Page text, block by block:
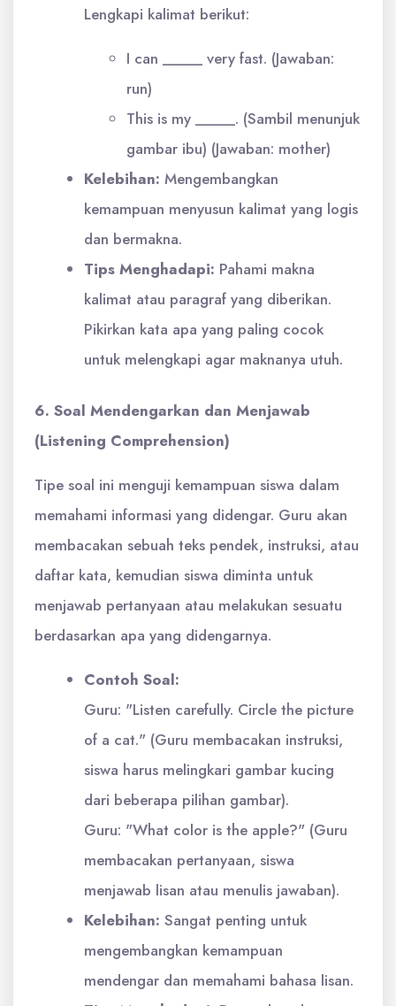
Lengkapi kalimat berikut:
I can _____ very fast. (Jawaban:
run)
This is my _____. (Sambil menunjuk
gambar ibu) (Jawaban: mother)
Kelebihan: Mengembangkan
kemampuan menyusun kalimat yang logis
dan bermakna.
Tips Menghadapi: Pahami makna
kalimat atau paragraf yang diberikan.
Pikirkan kata apa yang paling cocok
untuk melengkapi agar maknanya utuh.
6. Soal Mendengarkan dan Menjawab
(Listening Comprehension)
Tipe soal ini menguji kemampuan siswa dalam
memahami informasi yang didengar. Guru akan
membacakan sebuah teks pendek, instruksi, atau
daftar kata, kemudian siswa diminta untuk
menjawab pertanyaan atau melakukan sesuatu
berdasarkan apa yang didengarnya.
Contoh Soal:
Guru: "Listen carefully. Circle the picture
of a cat." (Guru membacakan instruksi,
siswa harus melingkari gambar kucing
dari beberapa pilihan gambar).
Guru: "What color is the apple?" (Guru
membacakan pertanyaan, siswa
menjawab lisan atau menulis jawaban).
Kelebihan: Sangat penting untuk
mengembangkan kemampuan
mendengar dan memahami bahasa lisan.